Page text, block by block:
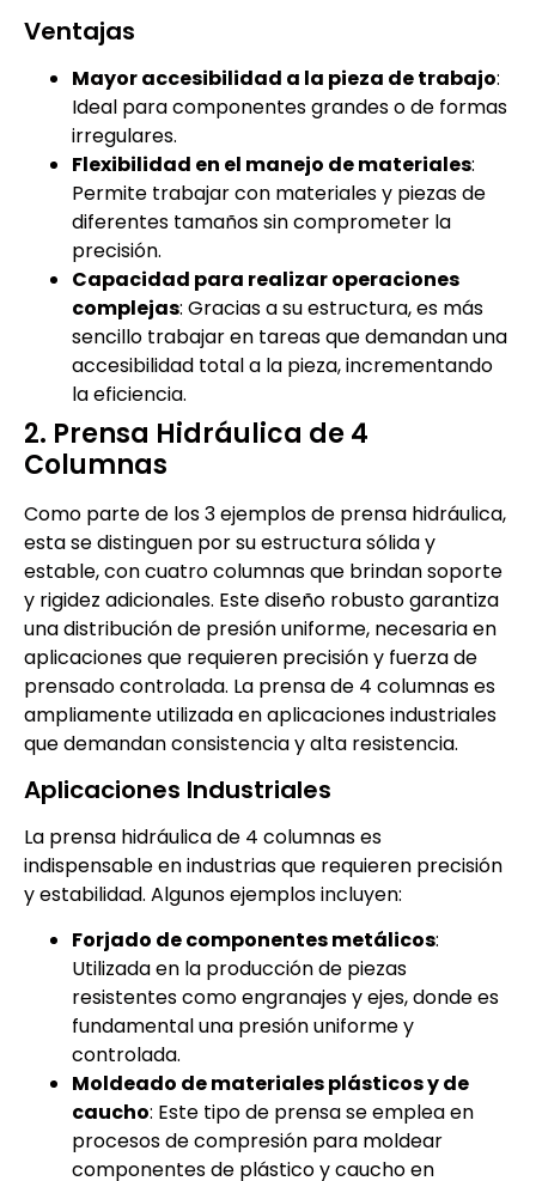
Ventajas
Mayor accesibilidad a la pieza de trabajo:
Ideal para componentes grandes o de formas
irregulares.
Flexibilidad en el manejo de materiales:
Permite trabajar con materiales y piezas de
diferentes tamaños sin comprometer la
precisión.
Capacidad para realizar operaciones
complejas: Gracias a su estructura, es más
sencillo trabajar en tareas que demandan una
accesibilidad total a la pieza, incrementando
la eficiencia.
2. Prensa Hidráulica de 4
Columnas
Como parte de los 3 ejemplos de prensa hidráulica,
esta se distinguen por su estructura sólida y
estable, con cuatro columnas que brindan soporte
y rigidez adicionales. Este diseño robusto garantiza
una distribución de presión uniforme, necesaria en
aplicaciones que requieren precisión y fuerza de
prensado controlada. La prensa de 4 columnas es
ampliamente utilizada en aplicaciones industriales
que demandan consistencia y alta resistencia.
Aplicaciones Industriales
La prensa hidráulica de 4 columnas es
indispensable en industrias que requieren precisión
y estabilidad. Algunos ejemplos incluyen:
Forjado de componentes metálicos:
Utilizada en la producción de piezas
resistentes como engranajes y ejes, donde es
fundamental una presión uniforme y
controlada.
Moldeado de materiales plásticos y de
caucho: Este tipo de prensa se emplea en
procesos de compresión para moldear
componentes de plástico y caucho en